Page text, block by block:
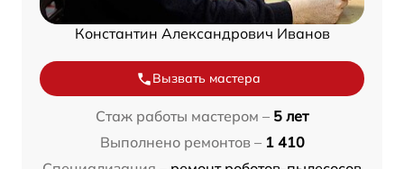
Константин Александрович Иванов
Вызвать мастера
Стаж работы мастером – 5 лет
Выполнено ремонтов – 1 410